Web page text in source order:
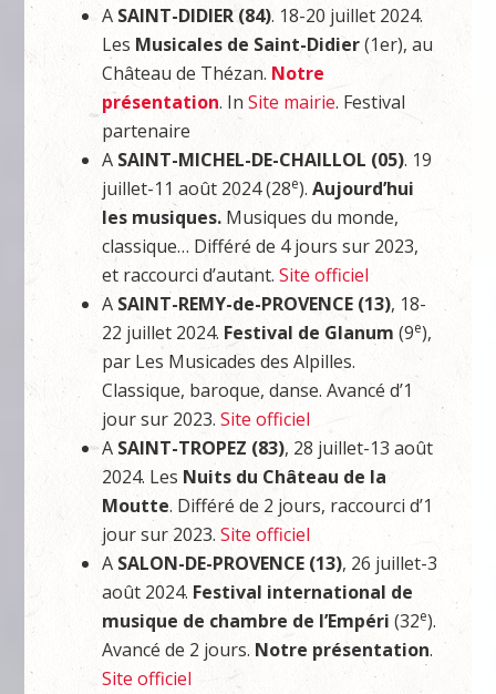
A SAINT-DIDIER (84). 18-20 juillet 2024.
Les Musicales de Saint-Didier(1er), au
Château de Thézan. Notre
présentation. InSite mairie. Festival
partenaire
A SAINT-MICHEL-DE-CHAILLOL (05). 19
juillet-11 août 2024 (28e).Aujourd’hui
les musiques.Musiques du monde,
classique… Différé de 4 jours sur 2023,
et raccourci d’autant.Site officiel
A SAINT-REMY-de-PROVENCE (13), 18-
22 juillet 2024. Festival de Glanum(9e),
par Les Musicades des Alpilles.
Classique, baroque, danse. Avancé d’1
jour sur 2023.Site officiel
A SAINT-TROPEZ (83), 28 juillet-13 août
2024. Les Nuits du Château de la
Moutte. Différé de 2 jours, raccourci d’1
jour sur 2023.Site officiel
A SALON-DE-PROVENCE (13), 26 juillet-3
août 2024. Festival international de
musique de chambre de l’Empéri(32e).
Avancé de 2 jours. Notre présentation.
Site officiel